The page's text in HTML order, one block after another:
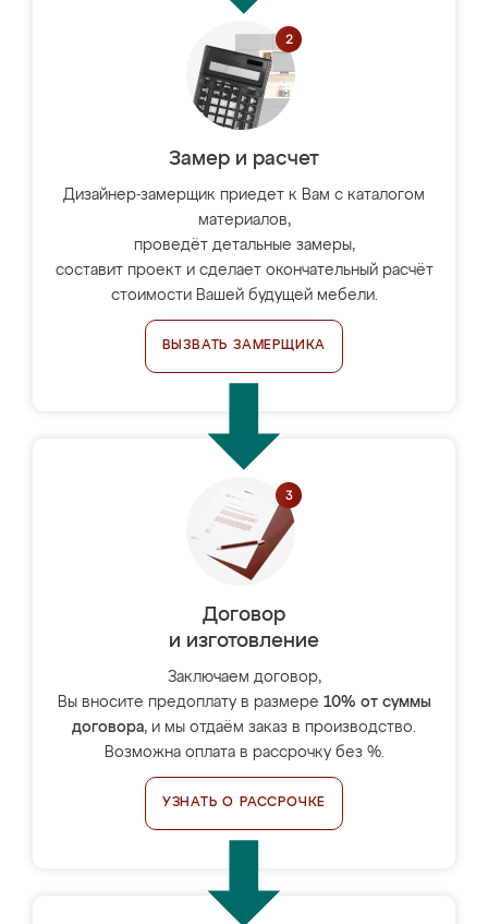
Замер и расчет
Дизайнер-замерщик приедет к Вам с каталогом
материалов,
проведёт детальные замеры,
составит проект и сделает окончательный расчёт
стоимости Вашей будущей мебели.
ВЫЗВАТЬ ЗАМЕРЩИКА
Договор
и изготовление
Заключаем договор,
Вы вносите предоплату в размере 10% от суммы
договора, и мы отдаём заказ в производство.
Возможна оплата в рассрочку без %.
УЗНАТЬ О РАССРОЧКЕ